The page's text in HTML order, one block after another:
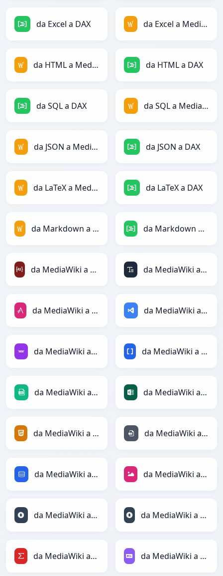
da Excel a DAX da Excel a MediaWiki
da HTML a MediaWiki da HTML a DAX
da SQL a DAX da SQL a MediaWiki
da JSON a MediaWiki da JSON a DAX
da LaTeX a MediaWiki da LaTeX a DAX
da Markdown a MediaWiki da Markdown a DAX
da MediaWiki a ActionScript da MediaWiki a ASCII
da MediaWiki a AsciiDoc da MediaWiki a ASP
da MediaWiki a Avro da MediaWiki a BBCode
da MediaWiki a CSV da MediaWiki a Excel
da MediaWiki a HTML da MediaWiki a INI
da MediaWiki a SQL da MediaWiki a JPEG
da MediaWiki a JSON da MediaWiki a JSONLines
da MediaWiki a LaTeX da MediaWiki a Markdown